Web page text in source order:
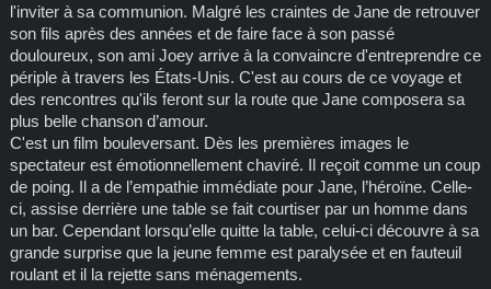
l'inviter à sa communion. Malgré les craintes de Jane de retrouver
son fils après des années et de faire face à son passé
douloureux, son ami Joey arrive à la convaincre d'entreprendre ce
périple à travers les États-Unis. C'est au cours de ce voyage et
des rencontres qu'ils feront sur la route que Jane composera sa
plus belle chanson d’amour.
C'est un film bouleversant. Dès les premières images le
spectateur est émotionnellement chaviré. Il reçoit comme un coup
de poing. Il a de l’empathie immédiate pour Jane, l’héroïne. Celle-
ci, assise derrière une table se fait courtiser par un homme dans
un bar. Cependant lorsqu’elle quitte la table, celui-ci découvre à sa
grande surprise que la jeune femme est paralysée et en fauteuil
roulant et il la rejette sans ménagements.